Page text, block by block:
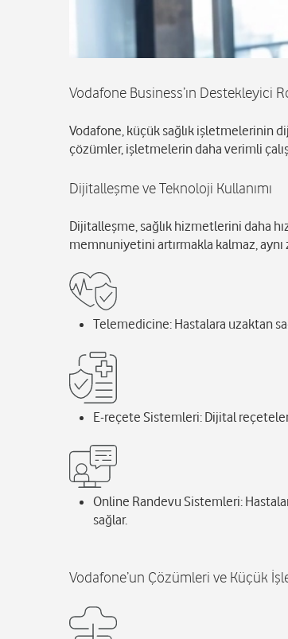
Vodafone Business’ın Destekleyici
Vodafone, küçük sağlık işletmelerinin
çözümler, işletmelerin daha verimli
Dijitalleşme ve Teknoloji Kullanımı
Dijitalleşme, sağlık hizmetlerini daha
memnuniyetini artırmakla kalmaz,
Telemedicine: Hastalara uzaktan
E-reçete Sistemleri: Dijital reçeteler,
Online Randevu Sistemleri:
sağlar.
Vodafone’un Çözümleri ve Küçük